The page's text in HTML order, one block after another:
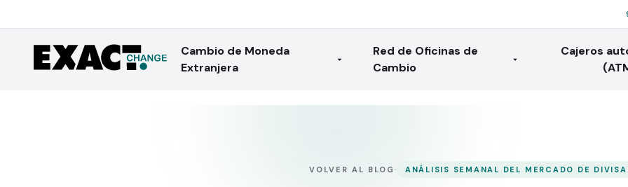
Cambio de Moneda
Extranjera
Red de Oficinas de
Cambio
Cajeros
VOLVER AL BLOG · ANÁLISIS SEMANAL DEL MERCADO DE